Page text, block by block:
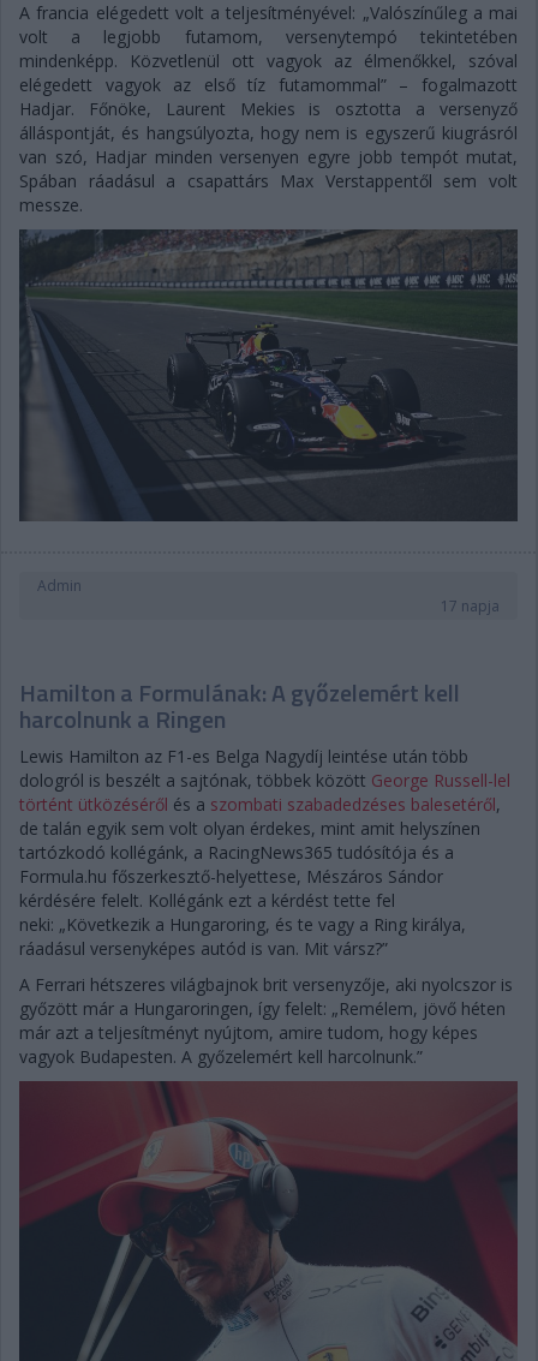
A francia elégedett volt a teljesítményével: „Valószínűleg a mai
volt a legjobb futamom, versenytempó tekintetében
mindenképp. Közvetlenül ott vagyok az élmenőkkel, szóval
elégedett vagyok az első tíz futamommal” – fogalmazott
Hadjar. Főnöke, Laurent Mekies is osztotta a versenyző
álláspontját, és hangsúlyozta, hogy nem is egyszerű kiugrásról
van szó, Hadjar minden versenyen egyre jobb tempót mutat,
Spában ráadásul a csapattárs Max Verstappentől sem volt
messze.
Admin
17 napja
Hamilton a Formulának: A győzelemért kell
harcolnunk a Ringen
Lewis Hamilton az F1-es Belga Nagydíj leintése után több
dologról is beszélt a sajtónak, többek között George Russell-lel
történt ütközéséről és a szombati szabadedzéses balesetéről,
de talán egyik sem volt olyan érdekes, mint amit helyszínen
tartózkodó kollégánk, a RacingNews365 tudósítója és a
Formula.hu főszerkesztő-helyettese, Mészáros Sándor
kérdésére felelt. Kollégánk ezt a kérdést tette fel
neki: „Következik a Hungaroring, és te vagy a Ring királya,
ráadásul versenyképes autód is van. Mit vársz?”
A Ferrari hétszeres világbajnok brit versenyzője, aki nyolcszor is
győzött már a Hungaroringen, így felelt: „Remélem, jövő héten
már azt a teljesítményt nyújtom, amire tudom, hogy képes
vagyok Budapesten. A győzelemért kell harcolnunk.”